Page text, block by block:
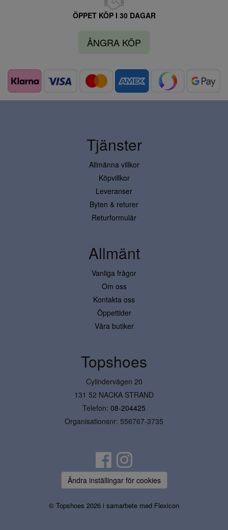
ÖPPET KÖP I 30 DAGAR
ÅNGRA KÖP
Tjänster
Allmänna villkor
Köpvillkor
Leveranser
Byten & returer
Returformulär
Allmänt
Vanliga frågor
Om oss
Kontakta oss
Öppettider
Våra butiker
Topshoes
Cylindervägen 20
131 52 NACKA STRAND
Telefon: 08-204425
Organisationsnr: 556767-3735
Ändra inställingar för cookies
© Topshoes 2026 i samarbete med Flexicon